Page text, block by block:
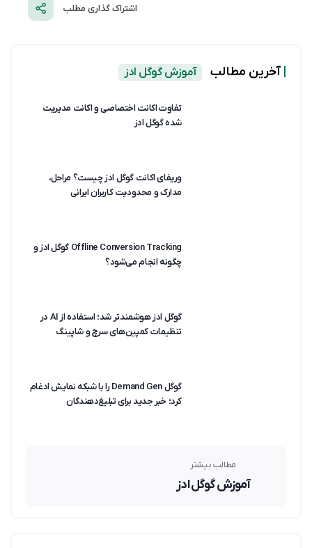
اشتراک گذاری مطلب
آخرین مطالب آموزش گوگل ادز
تفاوت اکانت اختصاصی و اکانت مدیریت
شده گوگل ادز
وریفای اکانت گوگل ادز چیست؟ مراحل،
مدارک و محدودیت کاربران ایرانی
Offline Conversion Tracking گوگل ادز و
چگونه انجام می‌شود؟
گوگل ادز هوشمندتر شد؛ استفاده از AI در
تنظیمات کمپین‌های سرچ و شاپینگ
گوگل Demand Gen را با شبکه نمایش ادغام
کرد؛ خبر جدید برای تبلیغ‌دهندگان
مطالب بیشتر
آموزش گوگل ادز